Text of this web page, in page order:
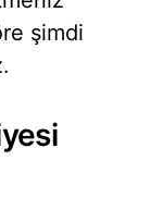
şimdi